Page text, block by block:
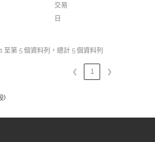
交易
日
至第 5 個資料列，總計 5 個資料列
❮ 1 ❯
)